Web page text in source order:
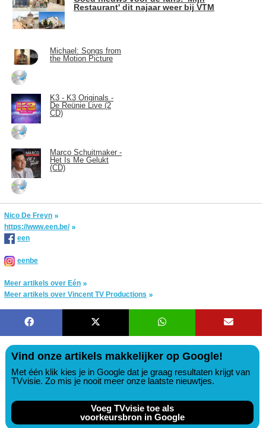
Restaurant' dit najaar weer bij VTM
Michael: Songs from
the Motion Picture
K3 - K3 Originals -
De Reünie Live (2
CD)
Marco Schuitmaker -
Het Is Me Gelukt
(CD)
Nico De Freyn
https://www.een.be/
een
eenbe
Meer artikels over Eén
Meer artikels over Vincent TV Productions
Vind onze artikels makkelijker op Google!
Met één klik kies je in Google dat je graag resultaten krijgt van
TVvisie. Zo mis je nooit meer onze laatste nieuwtjes.
Voeg TVvisie toe als
voorkeursbron in Google